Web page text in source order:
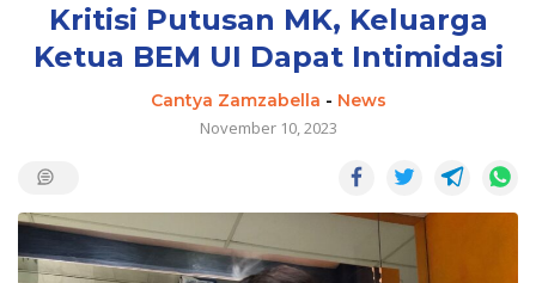
Kritisi Putusan MK, Keluarga
Ketua BEM UI Dapat Intimidasi
Cantya Zamzabella - News
November 10, 2023